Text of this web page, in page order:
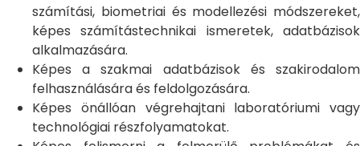
számítási, biometriai és modellezési módszereket,
képes számítástechnikai ismeretek, adatbázisok
alkalmazására.
Képes a szakmai adatbázisok és szakirodalom
felhasználására és feldolgozására.
Képes önállóan végrehajtani laboratóriumi vagy
technológiai részfolyamatokat.